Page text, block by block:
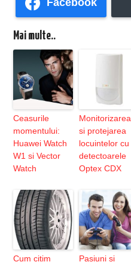
Facebook
Mai multe..
Ceasurile
momentului:
Huawei Watch
W1 si Vector
Watch
Monitorizarea
si protejarea
locuintelor cu
detectoarele
Optex CDX
Cum citim
Pasiuni si